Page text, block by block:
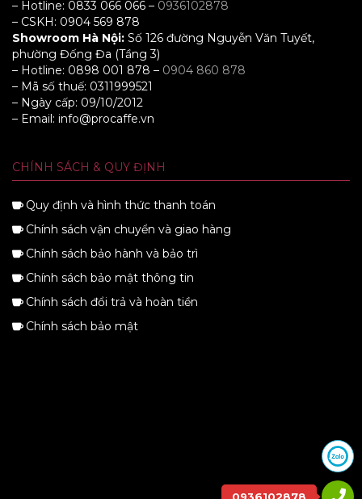
– Hotline: 0833 066 066 – 0936102878
– CSKH: 0904 569 878
Showroom Hà Nội: Số 126 đường Nguyễn Văn Tuyết,
phường Đống Đa (Tầng 3)
– Hotline: 0898 001 878 – 0904 860 878
– Mã số thuế: 0311999521
– Ngày cấp: 09/10/2012
– Email: info@procaffe.vn
CHÍNH SÁCH & QUY ĐỊNH
Quy định và hình thức thanh toán
Chính sách vận chuyển và giao hàng
Chính sách bảo hành và bảo trì
Chính sách bảo mật thông tin
Chính sách đổi trả và hoàn tiền
Chính sách bảo mật